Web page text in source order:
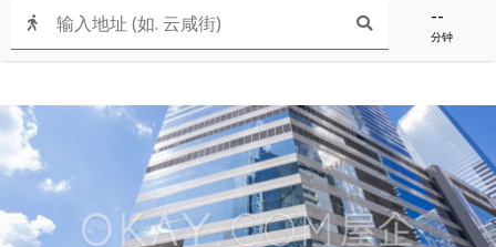
--
分钟